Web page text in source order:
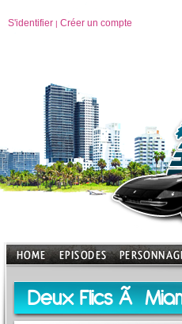
S'identifier | Créer un compte
Deux Flics Ã